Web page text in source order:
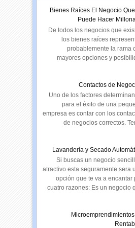
Bienes Raíces El Negocio Que
Puede Hacer
De todos los negocios que
los bienes raíces
probablemente la rama
mayores opciones y
Contactos de
Uno de los factores
para el éxito de una
empresa es contar con los
de negocios correctos.
Lavandería y Secado
Si buscas un negocio
atractivo esta seguramente sera
opción que te va a encantar
cuatro razones: Es un negocio
48 Microemprendimientos